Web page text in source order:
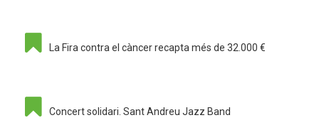
La Fira contra el càncer recapta més de 32.000 €
Concert solidari. Sant Andreu Jazz Band